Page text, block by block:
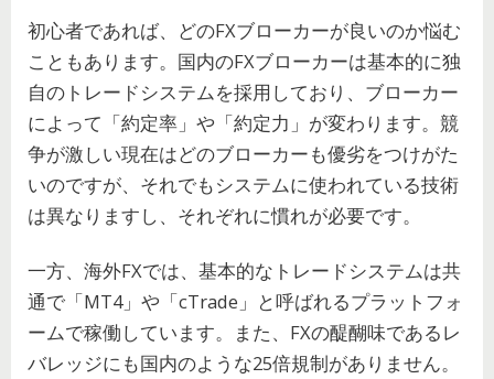
初心者であれば、どのFXブローカーが良いのか悩む
こともあります。国内のFXブローカーは基本的に独
自のトレードシステムを採用しており、ブローカー
によって「約定率」や「約定力」が変わります。競
争が激しい現在はどのブローカーも優劣をつけがた
いのですが、それでもシステムに使われている技術
は異なりますし、それぞれに慣れが必要です。
一方、海外FXでは、基本的なトレードシステムは共
通で「MT4」や「cTrade」と呼ばれるプラットフォ
ームで稼働しています。また、FXの醍醐味であるレ
バレッジにも国内のような25倍規制がありません。